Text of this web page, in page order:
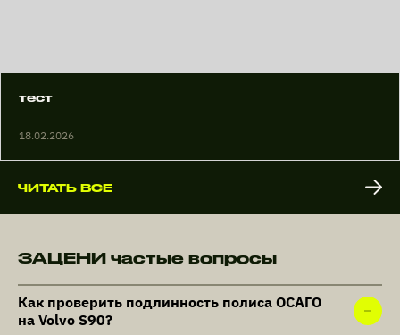
тест
18.02.2026
ЧИТАТЬ ВСЕ
ЗАЦЕНИ частые вопросы
Как проверить подлинность полиса ОСАГО
на Volvo S90?